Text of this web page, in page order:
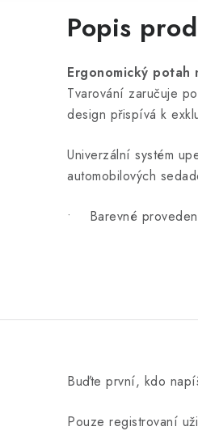
Popis
Ergonomický potah
Tvarování zaručuje
design přispívá k
Univerzální systém
automobilových
• Barevné
Buďte první, kdo
Pouze registrovaní